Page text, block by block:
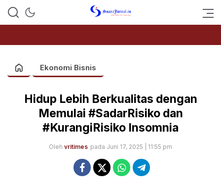
SUARAJURNAL.CO
Ekonomi Bisnis
Hidup Lebih Berkualitas dengan
Memulai #SadarRisiko dan
#KurangiRisiko Insomnia
Oleh vritimes pada Juni 17, 2025 | 11:55 pm